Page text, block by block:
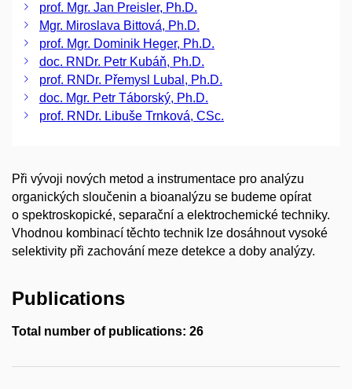
prof. Mgr. Jan Preisler, Ph.D.
Mgr. Miroslava Bittová, Ph.D.
prof. Mgr. Dominik Heger, Ph.D.
doc. RNDr. Petr Kubáň, Ph.D.
prof. RNDr. Přemysl Lubal, Ph.D.
doc. Mgr. Petr Táborský, Ph.D.
prof. RNDr. Libuše Trnková, CSc.
Při vývoji nových metod a instrumentace pro analýzu
organických sloučenin a bioanalýzu se budeme opírat
o spektroskopické, separační a elektrochemické techniky.
Vhodnou kombinací těchto technik lze dosáhnout vysoké
selektivity při zachování meze detekce a doby analýzy.
Publications
Total number of publications: 26